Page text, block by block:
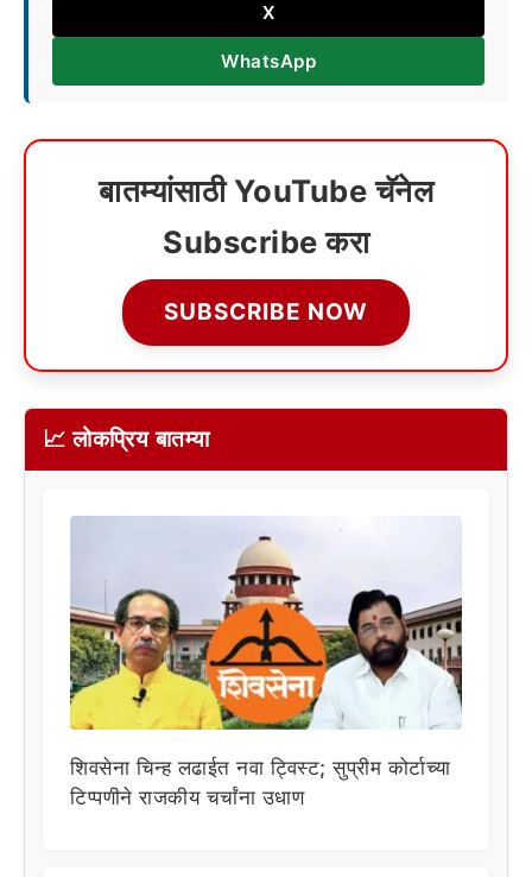
X
WhatsApp
बातम्यांसाठी YouTube चॅनेल
Subscribe करा
SUBSCRIBE NOW
📈 लोकप्रिय बातम्या
शिवसेना चिन्ह लढाईत नवा ट्विस्ट; सुप्रीम कोर्टाच्या
टिप्पणीने राजकीय चर्चांना उधाण